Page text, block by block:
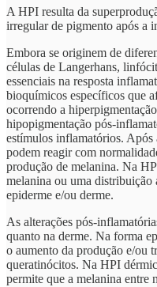
A HPI resulta da
irregular de pigmento após a
Embora se originem de
células de Langerhans,
essenciais na resposta
bioquímicos específicos que
ocorrendo a
hipopigmentação pós-
estímulos inflamatórios. Após
podem reagir com
produção de melanina. Na
melanina ou uma distribuição
epiderme e/ou derme.
As alterações pós-
quanto na derme. Na forma
o aumento da produção e/ou
queratinócitos. Na HPI
permite que a melanina entre